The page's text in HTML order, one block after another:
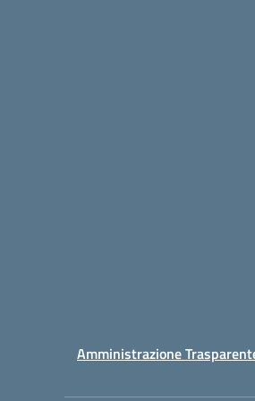
Amministrazione